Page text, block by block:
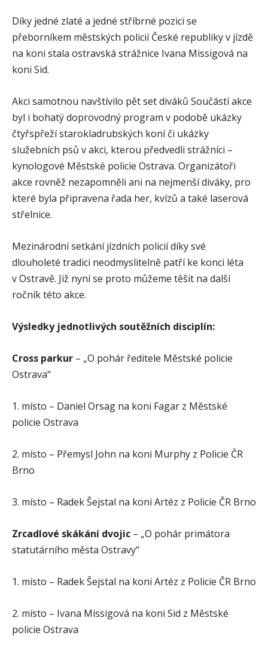
Díky jedné zlaté a jedné stříbrné pozici se
přeborníkem městských policií České republiky v jízdě
na koni stala ostravská strážnice Ivana Missigová na
koni Sid.
Akci samotnou navštívilo pět set diváků Součástí akce
byl i bohatý doprovodný program v podobě ukázky
čtyřspřeží starokladrubských koní či ukázky
služebních psů v akci, kterou předvedli strážníci –
kynologové Městské policie Ostrava. Organizátoři
akce rovněž nezapomněli ani na nejmenší diváky, pro
které byla připravena řada her, kvízů a také laserová
střelnice.
Mezinárodní setkání jízdních policií díky své
dlouholeté tradici neodmyslitelně patří ke konci léta
v Ostravě. Již nyní se proto můžeme těšit na další
ročník této akce.
Výsledky jednotlivých soutěžních disciplín:
Cross parkur – „O pohár ředitele Městské policie
Ostrava“
1. místo – Daniel Orsag na koni Fagar z Městské
policie Ostrava
2. místo – Přemysl John na koni Murphy z Policie ČR
Brno
3. místo – Radek Šejstal na koni Artéz z Policie ČR Brno
Zrcadlové skákání dvojic – „O pohár primátora
statutárního města Ostravy“
1. místo – Radek Šejstal na koni Artéz z Policie ČR Brno
2. místo – Ivana Missigová na koni Sid z Městské
policie Ostrava